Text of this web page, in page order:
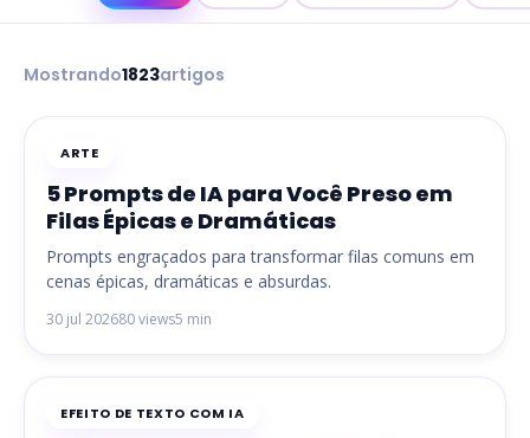
Mostrando1823artigos
ARTE
5 Prompts de IA para Você Preso em
Filas Épicas e Dramáticas
Prompts engraçados para transformar filas comuns em
cenas épicas, dramáticas e absurdas.
30 jul 202680 views5 min
EFEITO DE TEXTO COM IA